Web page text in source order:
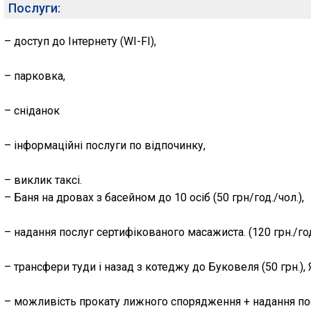
Послуги:
– доступ до Інтернету (WI-FI),
– парковка,
– сніданок
– інформаційні послуги по відпочинку,
– виклик таксі.
– Баня на дровах з басейном до 10 осіб (50 грн/год./чол.),
– надання послуг сертифікованого масажиста. (120 грн./
– трансфери туди і назад з котеджу до Буковеля (50 грн.),
– можливість прокату лижного спорядження + надання